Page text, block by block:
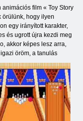
film « Toy Story
örülünk, hogy ilyen
egy irányított karakter,
és ugrott újra kezdi meg
akkor képes lesz arra,
öröm, a tanulás